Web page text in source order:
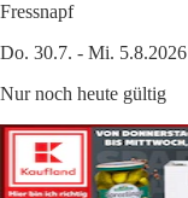
Fressnapf
Do. 30.7. - Mi. 5.8.2026
Nur noch heute gültig